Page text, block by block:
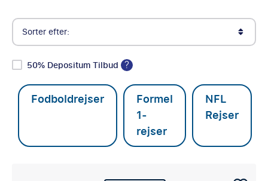
Sorter efter:
50% Depositum Tilbud ?
Fodboldrejser Formel
1-
rejser
NFL
Rejser